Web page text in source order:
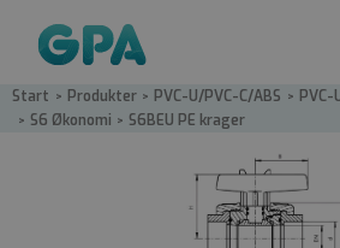
Start / Produkter / PVC-U/PVC-C/ABS / PVC-
/ S6 Økonomi / S6BEU PE krager